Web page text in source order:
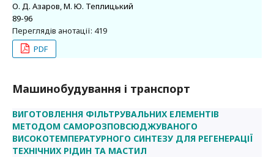
О. Д. Азаров, М. Ю. Теплицький
89-96
Переглядів анотації: 419
PDF
Машинобудування і транспорт
ВИГОТОВЛЕННЯ ФІЛЬТРУВАЛЬНИХ ЕЛЕМЕНТІВ
МЕТОДОМ САМОРОЗПОВСЮДЖУВАНОГО
ВИСОКОТЕМПЕРАТУРНОГО СИНТЕЗУ ДЛЯ РЕГЕНЕРАЦІЇ
ТЕХНІЧНИХ РІДИН ТА МАСТИЛ